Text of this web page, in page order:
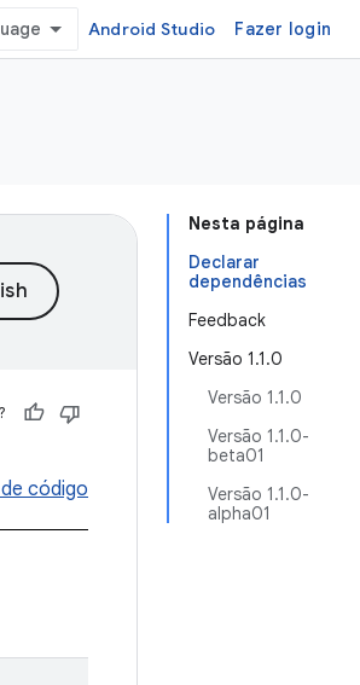
Android Studio Fazer login
Nesta página
Declarar
dependências
Feedback
Versão 1.1.0
Versão 1.1.0
Versão 1.1.0-
beta01
Versão 1.1.0-
alpha01
código